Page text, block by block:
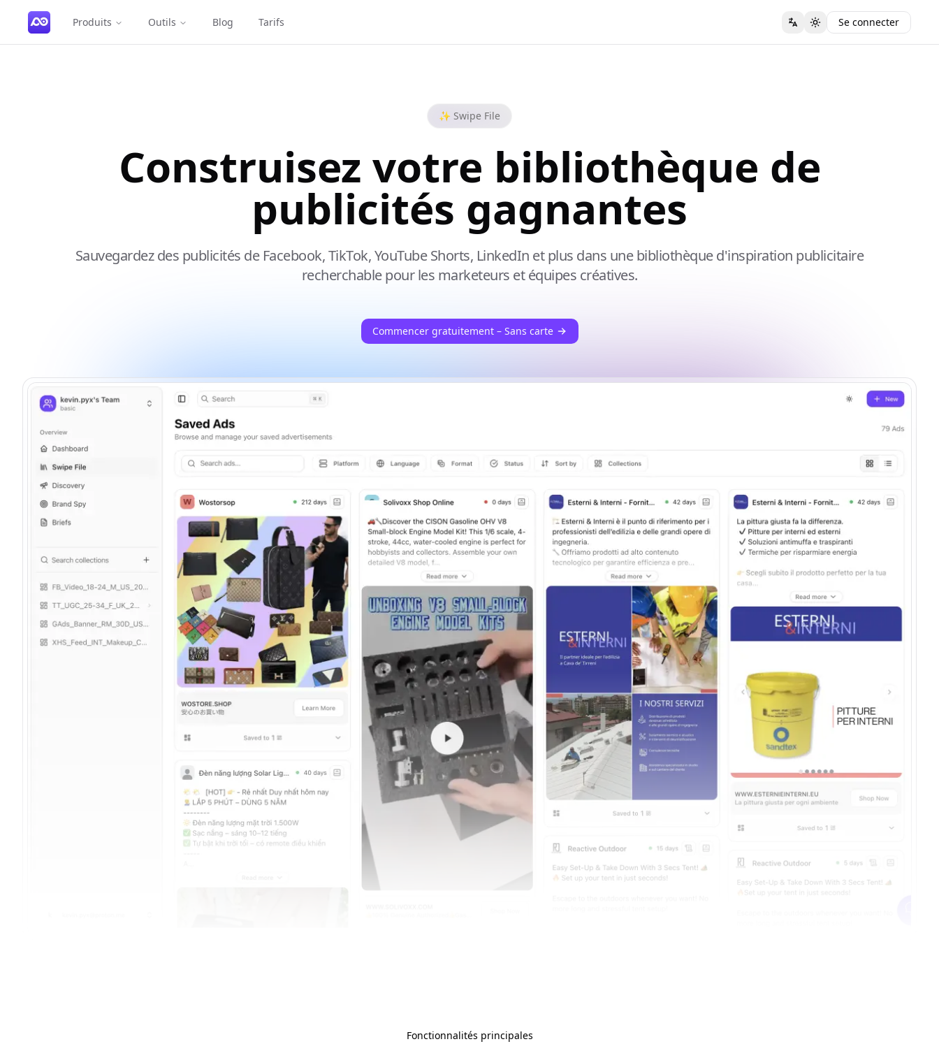
Produits Outils Blog Tarifs Se connecter
✨ Swipe File
Construisez votre bibliothèque de
publicités gagnantes
Sauvegardez des publicités de Facebook, TikTok, YouTube Shorts, LinkedIn et plus dans une bibliothèque d'inspiration publicitaire
recherchable pour les marketeurs et équipes créatives.
Commencer gratuitement – Sans carte
Fonctionnalités principales